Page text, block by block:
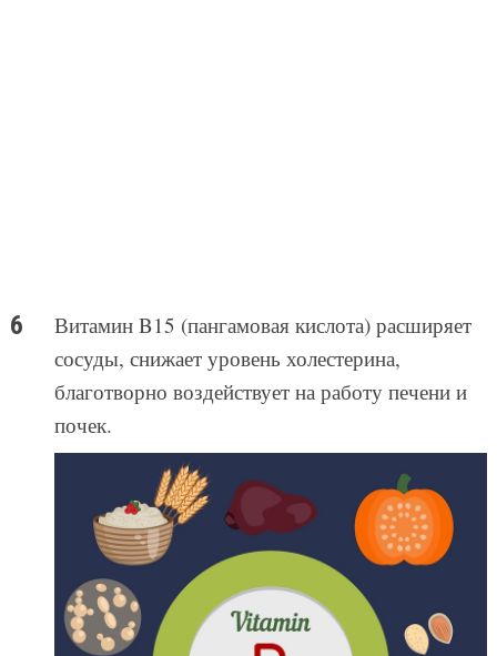
Витамин B15 (пангамовая кислота) расширяет
сосуды, снижает уровень холестерина,
благотворно воздействует на работу печени и
почек.